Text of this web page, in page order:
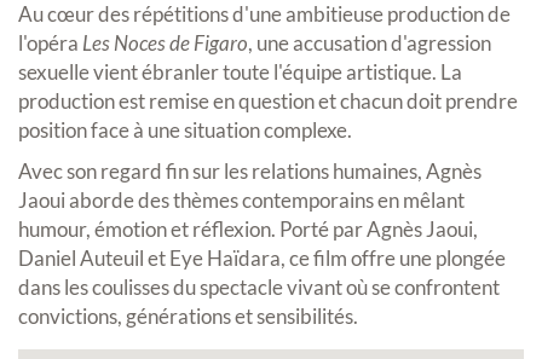
Au cœur des répétitions d'une ambitieuse production de
l'opéra Les Noces de Figaro, une accusation d'agression
sexuelle vient ébranler toute l'équipe artistique. La
production est remise en question et chacun doit prendre
position face à une situation complexe.
Avec son regard fin sur les relations humaines, Agnès
Jaoui aborde des thèmes contemporains en mêlant
humour, émotion et réflexion. Porté par Agnès Jaoui,
Daniel Auteuil et Eye Haïdara, ce film offre une plongée
dans les coulisses du spectacle vivant où se confrontent
convictions, générations et sensibilités.